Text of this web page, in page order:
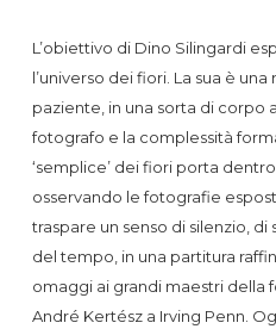
L’obiettivo di Dino Silingardi
l’universo dei fiori. La sua è
paziente, in una sorta di corpo
fotografo e la complessità
‘semplice’ dei fiori porta
osservando le fotografie
traspare un senso di silenzio,
del tempo, in una partitura
omaggi ai grandi maestri della
André Kertész a Irving Penn.